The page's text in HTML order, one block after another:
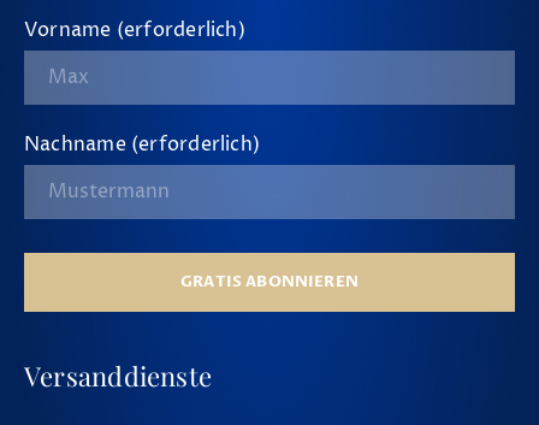
Vorname (erforderlich)
Nachname (erforderlich)
GRATIS ABONNIEREN
Versanddienste